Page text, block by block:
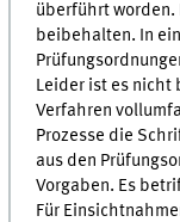
überführt worden.
beibehalten. In
Leider ist es nicht
Verfahren
Prozesse die
aus den
Vorgaben. Es
Für